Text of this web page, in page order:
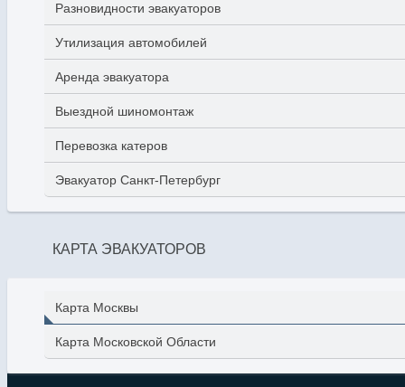
Разновидности эвакуаторов
Утилизация автомобилей
Аренда эвакуатора
Выездной шиномонтаж
Перевозка катеров
Эвакуатор Санкт-Петербург
КАРТА ЭВАКУАТОРОВ
Карта Москвы
Карта Московской Области